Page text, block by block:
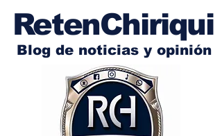
RetenChiriqui
Blog de noticias y opinión